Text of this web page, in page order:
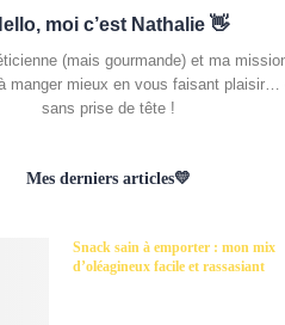
moi c’est Nathalie 👋
(mais gourmande) et ma
manger mieux en vous faisant plaisir…
sans prise de tête !
Mes derniers articles💛
Snack sain à emporter : mon mix
d’oléagineux facile et rassasiant